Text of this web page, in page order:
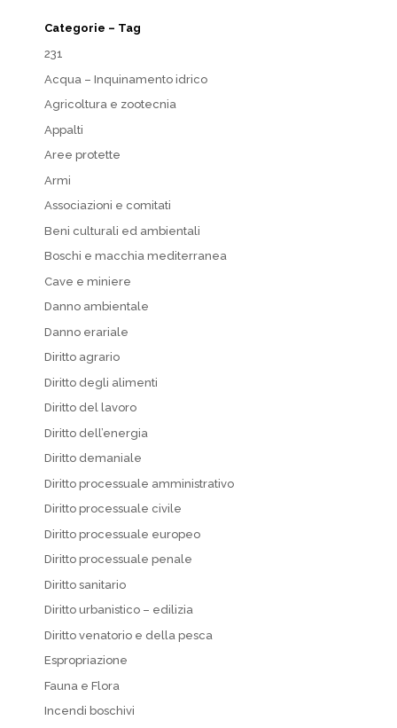
Categorie – Tag
231
Acqua – Inquinamento idrico
Agricoltura e zootecnia
Appalti
Aree protette
Armi
Associazioni e comitati
Beni culturali ed ambientali
Boschi e macchia mediterranea
Cave e miniere
Danno ambientale
Danno erariale
Diritto agrario
Diritto degli alimenti
Diritto del lavoro
Diritto dell’energia
Diritto demaniale
Diritto processuale amministrativo
Diritto processuale civile
Diritto processuale europeo
Diritto processuale penale
Diritto sanitario
Diritto urbanistico – edilizia
Diritto venatorio e della pesca
Espropriazione
Fauna e Flora
Incendi boschivi